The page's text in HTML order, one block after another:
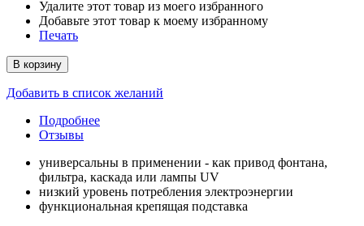
Удалите этот товар из моего избранного
Добавьте этот товар к моему избранному
Печать
В корзину
Добавить в список желаний
Подробнее
Отзывы
универсальны в применении - как привод фонтана,
фильтра, каскада или лампы UV
низкий уровень потребления электроэнергии
функциональная крепящая подставка